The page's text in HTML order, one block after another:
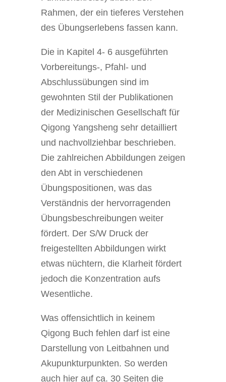
Rahmen, der ein tieferes Verstehen
des Übungserlebens fassen kann.
Die in Kapitel 4- 6 ausgeführten
Vorbereitungs-, Pfahl- und
Abschlussübungen sind im
gewohnten Stil der Publikationen
der Medizinischen Gesellschaft für
Qigong Yangsheng sehr detailliert
und nachvollziehbar beschrieben.
Die zahlreichen Abbildungen zeigen
den Abt in verschiedenen
Übungspositionen, was das
Verständnis der hervorragenden
Übungsbeschreibungen weiter
fördert. Der S/W Druck der
freigestellten Abbildungen wirkt
etwas nüchtern, die Klarheit fördert
jedoch die Konzentration aufs
Wesentliche.
Was offensichtlich in keinem
Qigong Buch fehlen darf ist eine
Darstellung von Leitbahnen und
Akupunkturpunkten. So werden
auch hier auf ca. 30 Seiten die